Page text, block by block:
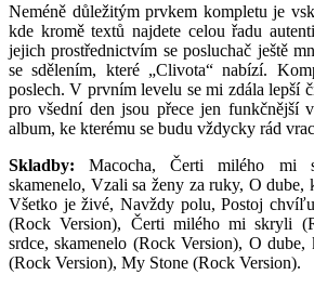
Neméně důležitým prvkem kompletu je
kde kromě textů najdete celou řadu
jejich prostřednictvím se posluchač ještě
se sdělením, které „Clivota“ nabízí.
poslech. V prvním levelu se mi zdála lepší
pro všední den jsou přece jen funkčnější
album, ke kterému se budu vždycky rád
Skladby: Macocha, Čerti milého mi
skamenelo, Vzali sa ženy za ruky, O
Všetko je živé, Navždy polu, Postoj
(Rock Version), Čerti milého mi skryli
srdce, skamenelo (Rock Version), O
(Rock Version), My Stone (Rock Version).